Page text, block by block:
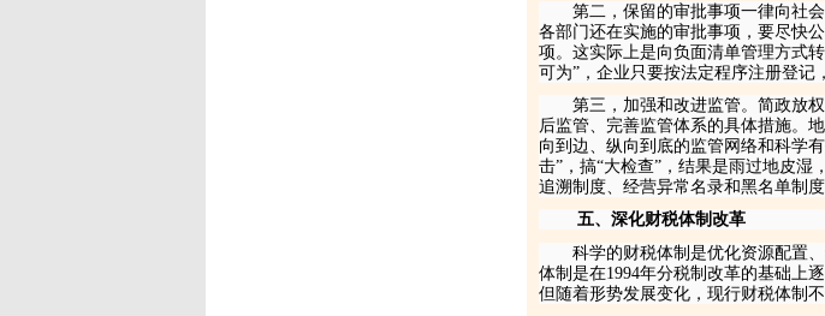
第二，保留的审批事项一律向社
各部门还在实施的审批事项，要尽快
项。这实际上是向负面清单管理方式
可为”，企业只要按法定程序注册登记
第三，加强和改进监管。简政放
后监管、完善监管体系的具体措施。
向到边、纵向到底的监管网络和科学
击”，搞“大检查”，结果是雨过地皮
追溯制度、经营异常名录和黑名单制
五、深化财税体制改革
科学的财税体制是优化资源配置
体制是在1994年分税制改革的基础上
但随着形势发展变化，现行财税体制